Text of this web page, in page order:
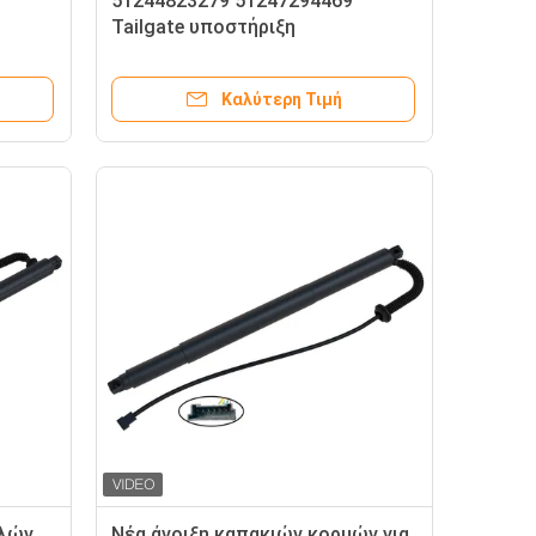
Tailgate υποστήριξη
BMW X5 F15 τον απορροφητή
κλονισμού
Καλύτερη Τιμή